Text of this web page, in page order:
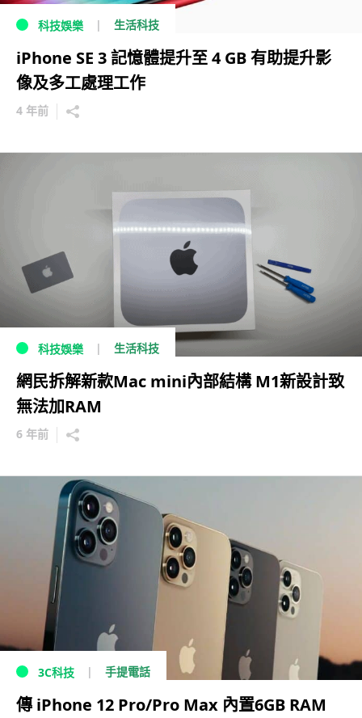
科技娛樂 生活科技
iPhone SE 3 記憶體提升至 4 GB 有助提升影
像及多工處理工作
4 年前
科技娛樂 生活科技
網民拆解新款Mac mini內部結構 M1新設計致
無法加RAM
6 年前
3C科技 手提電話
傳 iPhone 12 Pro/Pro Max 內置6GB RAM